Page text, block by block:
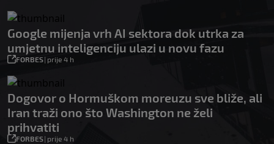
Google mijenja vrh AI sektora dok utrka za
umjetnu inteligenciju ulazi u novu fazu
FORBES| prije 4 h
Dogovor o Hormuškom moreuzu sve bliže, ali
Iran traži ono što Washington ne želi
prihvatiti
FORBES| prije 4 h